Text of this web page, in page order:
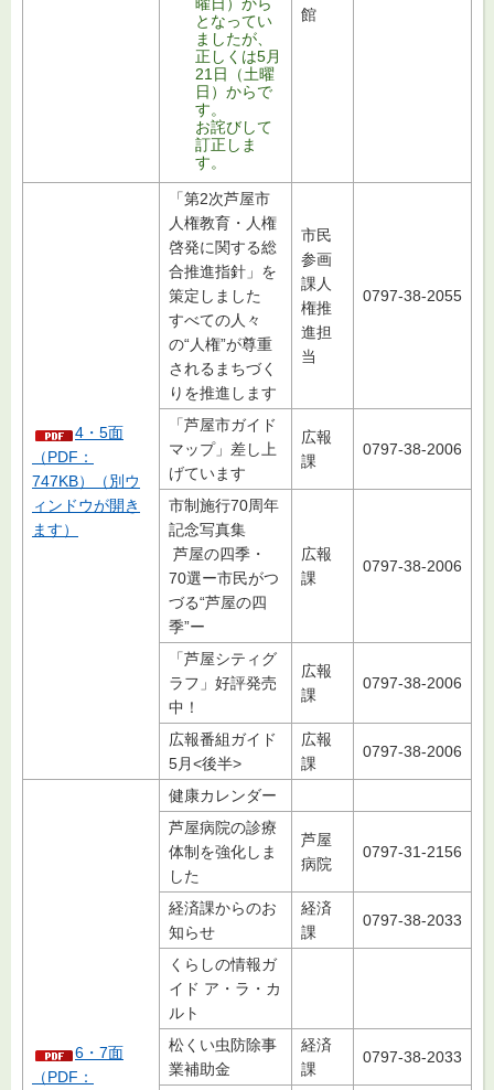
館
となってい
ましたが、
正しくは5月
21日（土曜
日）からで
す。
お詫びして
訂正しま
す。
4・5面
（PDF：
747KB）（別ウ
ィンドウが開き
ます）
「第2次芦屋市
人権教育・人権
啓発に関する総
合推進指針」を
策定しました
すべての人々
の“人権”が尊重
されるまちづく
りを推進します
市民
参画
課人
権推
進担
当
0797-38-2055
「芦屋市ガイド
マップ」差し上
げています
広報
課
0797-38-2006
市制施行70周年
記念写真集
芦屋の四季・
70選ー市民がつ
づる“芦屋の四
季”ー
広報
課
0797-38-2006
「芦屋シティグ
ラフ」好評発売
中！
広報
課
0797-38-2006
広報番組ガイド
5月<後半>
広報
課
0797-38-2006
6・7面
（PDF：
健康カレンダー
芦屋病院の診療
体制を強化しま
した
芦屋
病院
0797-31-2156
経済課からのお
知らせ
経済
課
0797-38-2033
くらしの情報ガ
イド ア・ラ・カ
ルト
松くい虫防除事
業補助金
経済
課
0797-38-2033